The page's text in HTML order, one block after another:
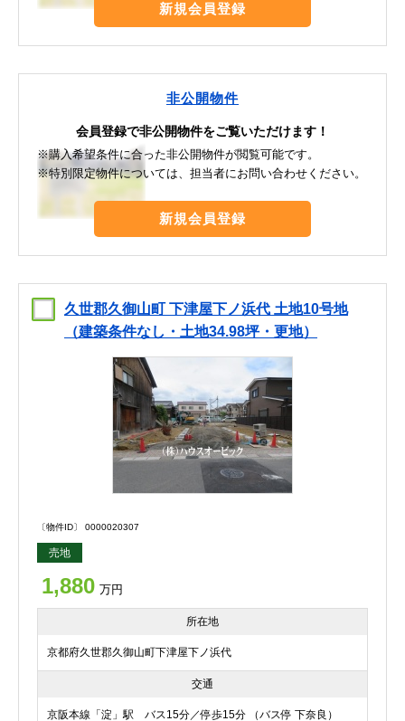
新規会員登録
非公開物件
会員登録で非公開物件をご覧いただけます！
※購入希望条件に合った非公開物件が閲覧可能です。
※特別限定物件については、担当者にお問い合わせください。
新規会員登録
久世郡久御山町 下津屋下ノ浜代 土地10号地
（建築条件なし・土地34.98坪・更地）
〔物件ID〕 0000020307
売地
1,880 万円
所在地
京都府久世郡久御山町下津屋下ノ浜代
交通
京阪本線「淀」駅 バス15分／停歩15分 （バス停 下奈良）